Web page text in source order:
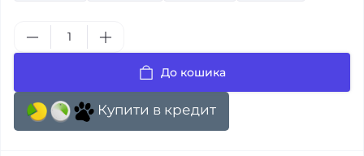
До кошика
Купити в кредит